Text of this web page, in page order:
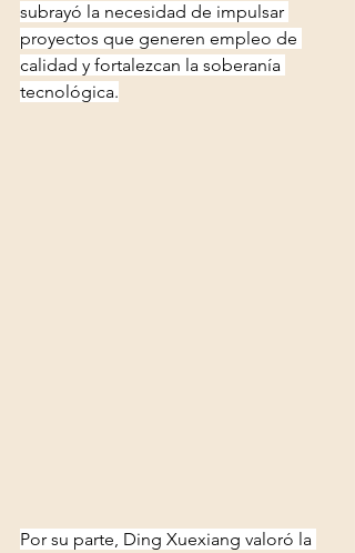
subrayó la necesidad de impulsar
proyectos que generen empleo de
calidad y fortalezcan la soberanía
tecnológica.
Por su parte, Ding Xuexiang valoró la